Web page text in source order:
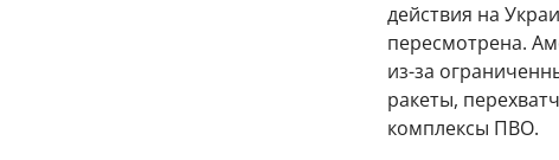
действия на
пересмотрена.
из-за
ракеты,
комплексы ПВО.